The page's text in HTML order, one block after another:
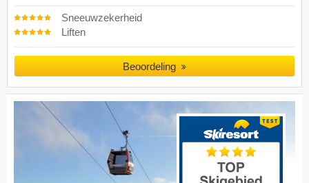
Sneeuwzekerheid
Liften
Beoordeling